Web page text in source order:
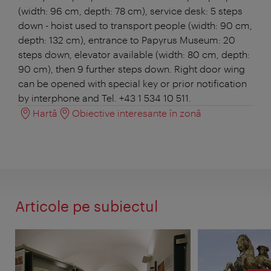
(width: 96 cm, depth: 78 cm), service desk: 5 steps
down - hoist used to transport people (width: 90 cm,
depth: 132 cm), entrance to Papyrus Museum: 20
steps down, elevator available (width: 80 cm, depth:
90 cm), then 9 further steps down. Right door wing
can be opened with special key or prior notification
by interphone and Tel. +43 1 534 10 511.
Hartă
Obiective interesante în zonă
Articole pe subiectul